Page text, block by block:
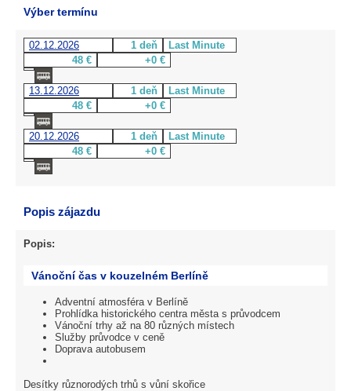
Výber termínu
02.12.2026 1 deň
Last Minute
48 €
+0 €
13.12.2026 1 deň
Last Minute
48 €
+0 €
20.12.2026 1 deň
Last Minute
48 €
+0 €
Popis zájazdu
Popis:
Vánoční čas v kouzelném Berlíně
Adventní atmosféra v Berlíně
Prohlídka historického centra města s průvodcem
Vánoční trhy až na 80 různých místech
Služby průvodce v ceně
Doprava autobusem
Desítky různorodých trhů s vůní skořice